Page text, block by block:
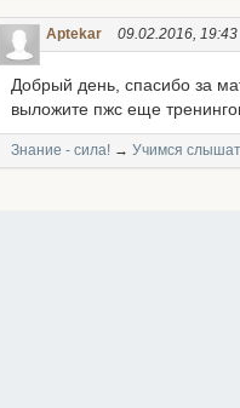
Aptekar 09.02.2016, 19:43
Добрый день, спасибо за
выложите пжс еще
Знание - сила! →Учимся